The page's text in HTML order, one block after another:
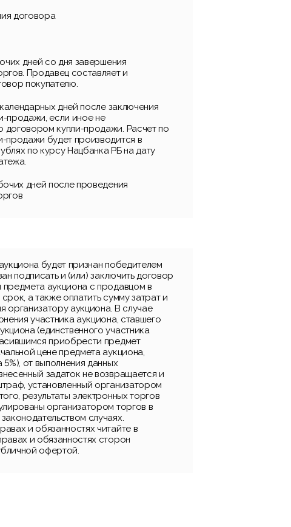
договора
дней со дня завершения
Продавец составляет и
покупателю.
календарных дней после заключения
продажи, если иное не
договором купли-продажи. Расчет по
продажи будет производится в
по курсу Нацбанка РБ на дату
дней после проведения
будет признан победителем
подписать и (или) заключить договор
аукциона с продавцом в
а также оплатить сумму затрат и
организатору аукциона. В случае
участника аукциона, ставшего
(единственного участника
приобрести предмет
цене предмета аукциона,
5%), от выполнения данных
задаток не возвращается и
установленный организатором
результаты электронных торгов
организатором торгов в
случаях.
и обязанностях читайте в
и обязанностях сторон
офертой.